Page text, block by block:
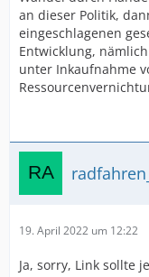
an dieser Politik,
eingeschlagenen
Entwicklung,
unter Inkaufnahme
19. April 2022 um 12:22
Ja, sorry, Link sollte